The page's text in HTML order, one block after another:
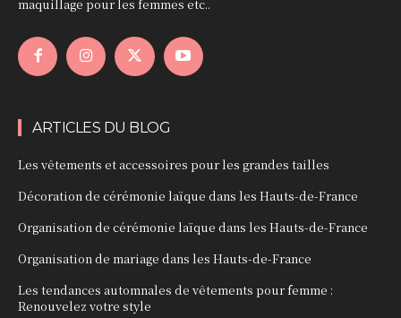
maquillage pour les femmes etc..
ARTICLES DU BLOG
Les vêtements et accessoires pour les grandes tailles
Décoration de cérémonie laïque dans les Hauts-de-France
Organisation de cérémonie laïque dans les Hauts-de-France
Organisation de mariage dans les Hauts-de-France
Les tendances automnales de vêtements pour femme :
Renouvelez votre style